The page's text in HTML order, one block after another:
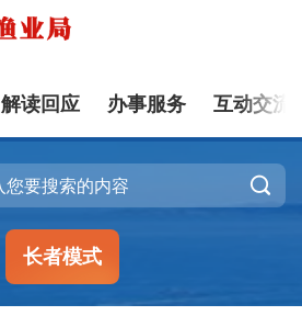
解读回应 办事服务 互动交流

长者模式